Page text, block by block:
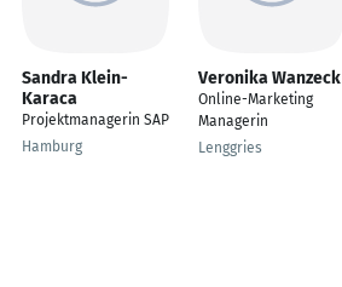
Sandra Klein-
Karaca
Projektmanagerin SAP
Hamburg
Veronika Wanzeck
Online-Marketing
Managerin
Lenggries